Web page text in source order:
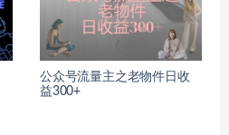
公众号流量主之老物件日收
益300+